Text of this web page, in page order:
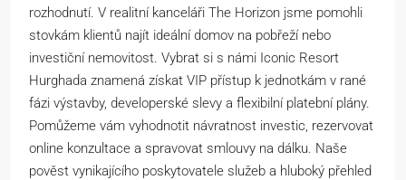
rozhodnutí. V realitní kanceláři The Horizon jsme pomohli
stovkám klientů najít ideální domov na pobřeží nebo
investiční nemovitost. Vybrat si s námi Iconic Resort
Hurghada znamená získat VIP přístup k jednotkám v rané
fázi výstavby, developerské slevy a flexibilní platební plány.
Pomůžeme vám vyhodnotit návratnost investic, rezervovat
online konzultace a spravovat smlouvy na dálku. Naše
pověst vynikajícího poskytovatele služeb a hluboký přehled